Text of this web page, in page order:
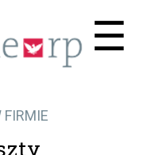
☰
FIRMIE